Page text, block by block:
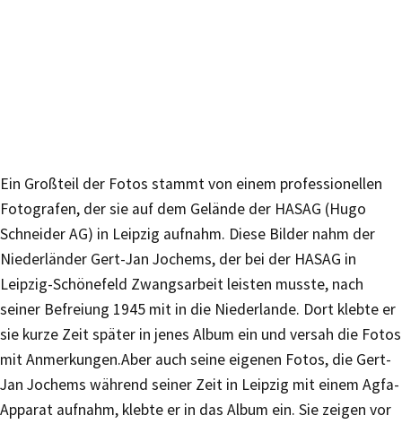
Ein Großteil der Fotos stammt von einem professionellen
Fotografen, der sie auf dem Gelände der HASAG (Hugo
Schneider AG) in Leipzig aufnahm. Diese Bilder nahm der
Niederländer Gert-Jan Jochems, der bei der HASAG in
Leipzig-Schönefeld Zwangsarbeit leisten musste, nach
seiner Befreiung 1945 mit in die Niederlande. Dort klebte er
sie kurze Zeit später in jenes Album ein und versah die Fotos
mit Anmerkungen.Aber auch seine eigenen Fotos, die Gert-
Jan Jochems während seiner Zeit in Leipzig mit einem Agfa-
Apparat aufnahm, klebte er in das Album ein. Sie zeigen vor